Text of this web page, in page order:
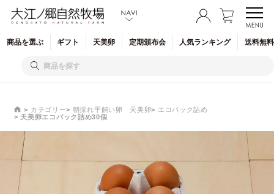
商品を選ぶ ギフト 天美卵 定期頒布会 人気ランキング 送料無
カテゴリー 朝採れ平飼い卵 天美卵
エコパック詰め
天美卵エコパック詰め30個